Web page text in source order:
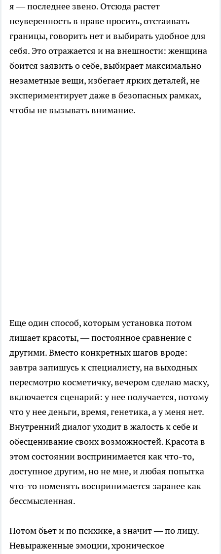
я — последнее звено. Отсюда растет
неуверенность в праве просить, отстаивать
границы, говорить нет и выбирать удобное для
себя. Это отражается и на внешности: женщина
боится заявить о себе, выбирает максимально
незаметные вещи, избегает ярких деталей, не
экспериментирует даже в безопасных рамках,
чтобы не вызывать внимание.
Еще один способ, которым установка потом
лишает красоты, — постоянное сравнение с
другими. Вместо конкретных шагов вроде:
завтра запишусь к специалисту, на выходных
пересмотрю косметичку, вечером сделаю маску,
включается сценарий: у нее получается, потому
что у нее деньги, время, генетика, а у меня нет.
Внутренний диалог уходит в жалость к себе и
обесценивание своих возможностей. Красота в
этом состоянии воспринимается как что-то,
доступное другим, но не мне, и любая попытка
что-то поменять воспринимается заранее как
бессмысленная.
Потом бьет и по психике, а значит — по лицу.
Невыраженные эмоции, хроническое